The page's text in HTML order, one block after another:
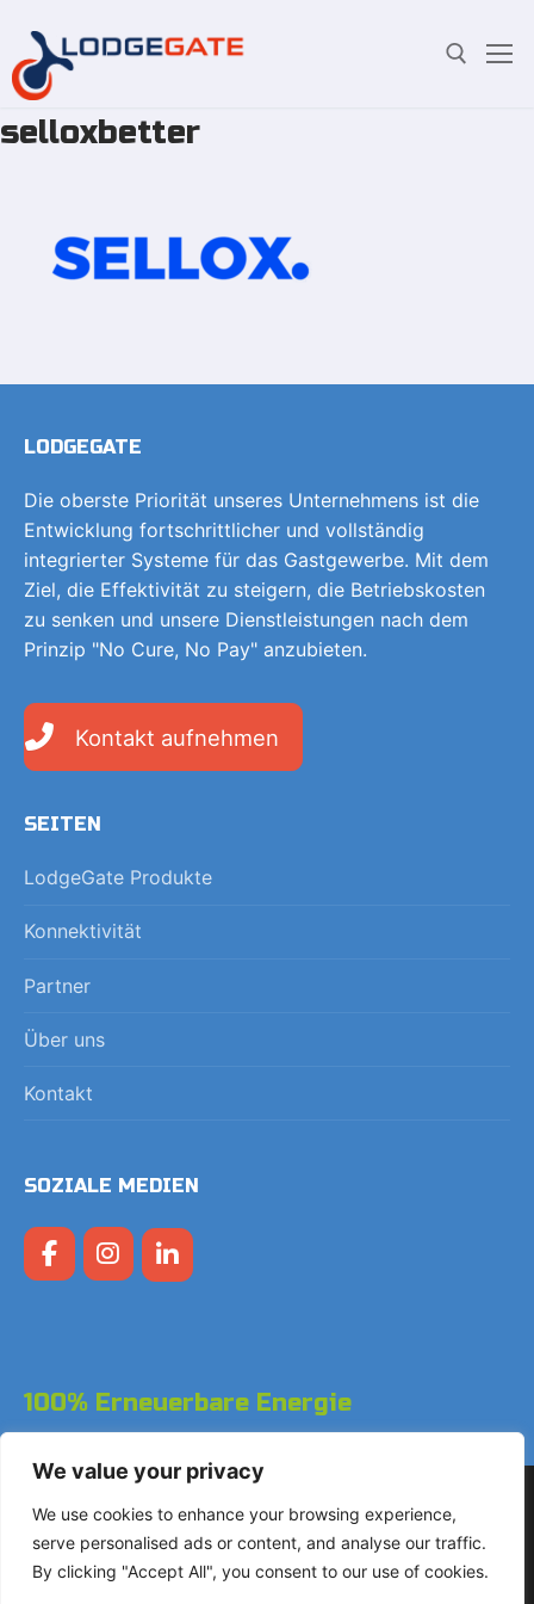
We value your privacy
We use cookies to enhance your browsing experience,
serve personalised ads or content, and analyse our traffic.
By clicking "Accept All", you consent to our use of cookies.
Zum
selloxbetter
LODGEGATE
Die oberste Priorität unseres Unternehmens ist die
Entwicklung fortschrittlicher und vollständig
integrierter Systeme für das Gastgewerbe. Mit dem
Ziel, die Effektivität zu steigern, die Betriebskosten
zu senken und unsere Dienstleistungen nach dem
Prinzip "No Cure, No Pay" anzubieten.
Kontakt aufnehmen
SEITEN
LodgeGate Produkte
Konnektivität
Partner
Über uns
Kontakt
SOZIALE MEDIEN
100% Erneuerbare Energie
Copyright © 2026 LodgeGate PMS - Powered by Hotels
Online BV